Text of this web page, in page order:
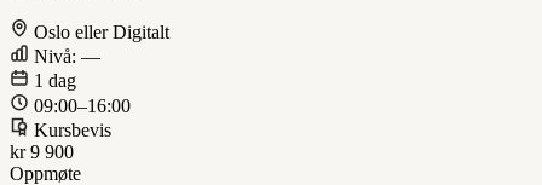
Oslo eller Digitalt
Nivå: —
1 dag
09:00–16:00
Kursbevis
kr 9 900
Oppmøte